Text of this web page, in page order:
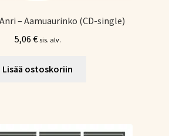
– Aamuaurinko (CD-single)
5,06 € sis. alv.
Lisää ostoskoriin